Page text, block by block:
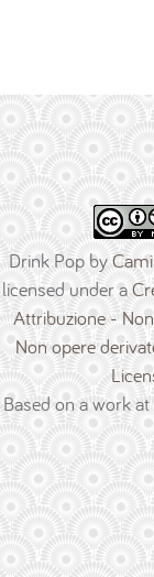
Drink Pop by
licensed under a
Attribuzione -
Non opere
Based on a work at